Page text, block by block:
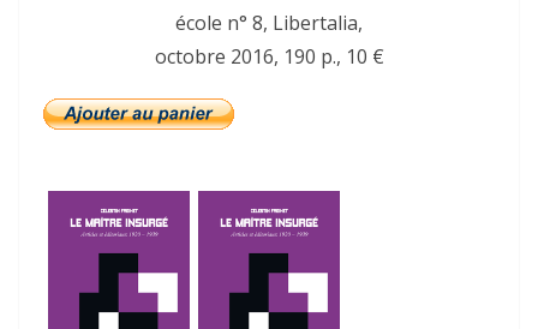
école n° 8, Libertalia,
octobre 2016, 190 p., 10 €